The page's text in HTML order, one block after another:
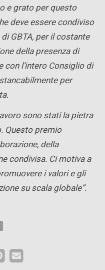
e grato per questo
deve essere condiviso
GBTA, per il costante
della presenza di
con l’intero Consiglio di
per
sono stati la pietra
Questo premio
della
condivisa. Ci motiva a
i valori e gli
su scala globale”.